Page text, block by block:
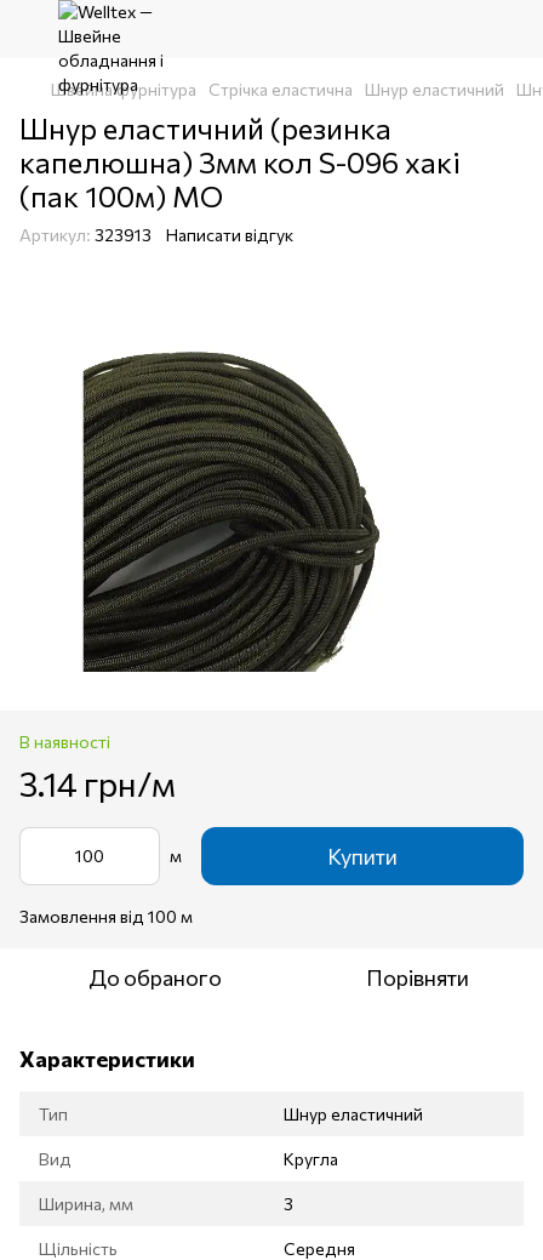
Швейна фурнітура Стрічка еластична Шнур еластичний
Шнур еластичний (резинка
капелюшна) 3мм кол S-096 хакі
(пак 100м) МО
Артикул: 323913 Написати відгук
В наявності
3.14 грн/м
м Купити
Замовлення від 100 м
До обраного Порівняти
Характеристики
Тип Шнур еластичний
Вид Кругла
Ширина, мм 3
Щільність Середня